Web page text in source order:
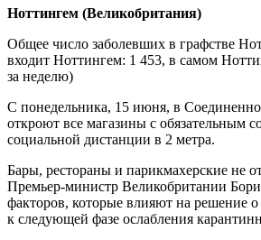
Ноттингем (Великобритания)
Общее число заболевших в графстве
входит Ноттингем: 1 453, в самом
за неделю)
С понедельника, 15 июня, в
откроют все магазины с обязательным
социальной дистанции в 2 метра.
Бары, рестораны и парикмахерские не
Премьер-министр Великобритании
факторов, которые влияют на решение о
к следующей фазе ослабления